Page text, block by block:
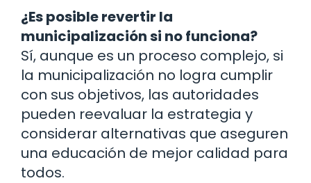
¿Es posible revertir la
municipalización si no funciona?
Sí, aunque es un proceso complejo, si
la municipalización no logra cumplir
con sus objetivos, las autoridades
pueden reevaluar la estrategia y
considerar alternativas que aseguren
una educación de mejor calidad para
todos.